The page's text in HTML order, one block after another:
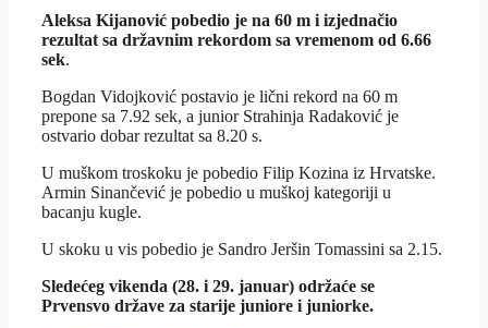
Aleksa Kijanović pobedio je na 60 m i izjednačio
rezultat sa državnim rekordom sa vremenom od 6.66
sek.
Bogdan Vidojković postavio je lični rekord na 60 m
prepone sa 7.92 sek, a junior Strahinja Radaković je
ostvario dobar rezultat sa 8.20 s.
U muškom troskoku je pobedio Filip Kozina iz Hrvatske.
Armin Sinančević je pobedio u muškoj kategoriji u
bacanju kugle.
U skoku u vis pobedio je Sandro Jeršin Tomassini sa 2.15.
Sledećeg vikenda (28. i 29. januar) održaće se
Prvensvo države za starije juniore i juniorke.